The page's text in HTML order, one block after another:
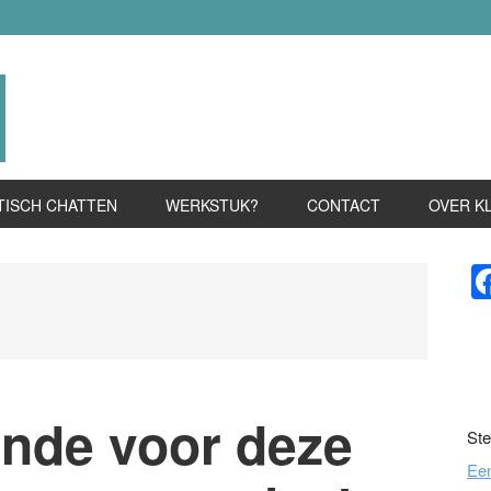
CHATTEN WERKSTUK? CONTACT OVER
voor deze